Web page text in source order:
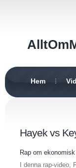
Hem
Hayek vs
Rap om
I denna rap-video,